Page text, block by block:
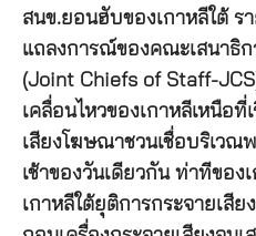
สนข.ยอนฮับของเกาหลีใต้ ร
แถลงการณ์ของคณะเสนาธิก
(Joint Chiefs of Staff-
เคลื่อนไหวของเกาหลีเหนือที่
เสียงโฆษณาชวนเชื่อบริเวณ
เช้าของวันเดียวกัน ท่าทีของ
เกาหลีใต้ยุติการกระจายเสีย